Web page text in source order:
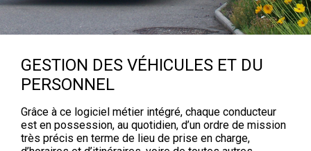
GESTION DES VÉHICULES ET DU
PERSONNEL
Grâce à ce logiciel métier intégré, chaque conducteur
est en possession, au quotidien, d’un ordre de mission
très précis en terme de lieu de prise en charge,